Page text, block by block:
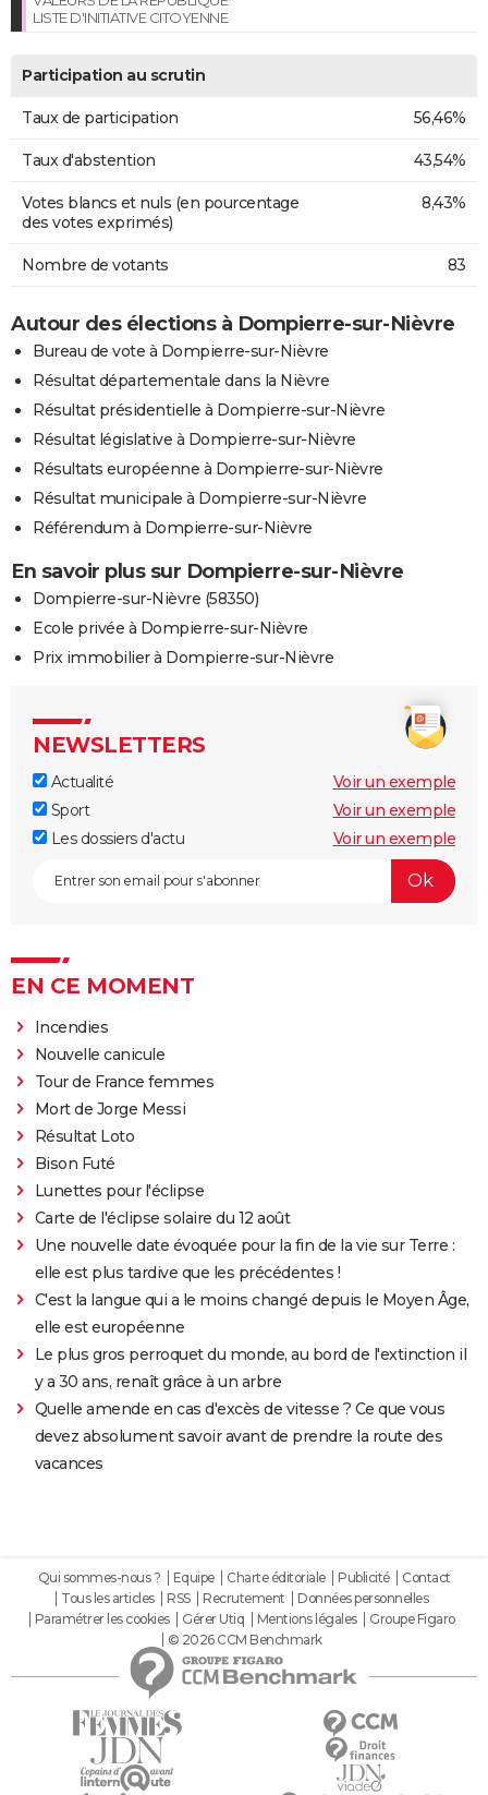
LISTE D'INITIATIVE CITOYENNE
Participation au scrutin
Taux de participation 56,46%
Taux d'abstention 43,54%
Votes blancs et nuls (en pourcentage
des votes exprimés)
8,43%
Nombre de votants 83
Autour des élections à Dompierre-sur-Nièvre
Bureau de vote à Dompierre-sur-Nièvre
Résultat départementale dans la Nièvre
Résultat présidentielle à Dompierre-sur-Nièvre
Résultat législative à Dompierre-sur-Nièvre
Résultats européenne à Dompierre-sur-Nièvre
Résultat municipale à Dompierre-sur-Nièvre
Référendum à Dompierre-sur-Nièvre
En savoir plus sur Dompierre-sur-Nièvre
Dompierre-sur-Nièvre (58350)
Ecole privée à Dompierre-sur-Nièvre
Prix immobilier à Dompierre-sur-Nièvre
NEWSLETTERS
Actualité
Voir un exemple
Sport
Voir un exemple
Les dossiers d'actu
Voir un exemple
EN CE MOMENT
Incendies
Nouvelle canicule
Tour de France femmes
Mort de Jorge Messi
Résultat Loto
Bison Futé
Lunettes pour l'éclipse
Carte de l'éclipse solaire du 12 août
Une nouvelle date évoquée pour la fin de la vie sur Terre :
elle est plus tardive que les précédentes !
C'est la langue qui a le moins changé depuis le Moyen Âge,
elle est européenne
Le plus gros perroquet du monde, au bord de l'extinction il
y a 30 ans, renaît grâce à un arbre
Quelle amende en cas d'excès de vitesse ? Ce que vous
devez absolument savoir avant de prendre la route des
vacances
Qui sommes-nous ? Equipe Charte éditoriale Publicité
Contact
Tous les articles
RSS Recrutement
Données personnelles
Paramétrer les cookies
Gérer Utiq Mentions légales
Groupe Figaro
© 2026 CCM Benchmark